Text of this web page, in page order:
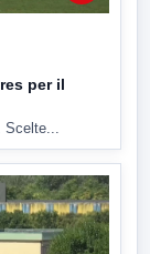
per il
Scelte...